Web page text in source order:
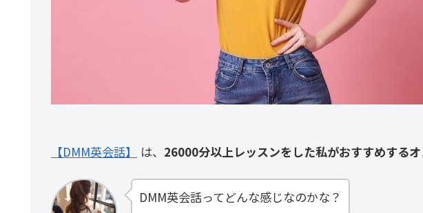
【DMM英会話】 は、 26000分以上レッスンをした私がおすすめするオ
DMM英会話ってどんな感じなのかな？